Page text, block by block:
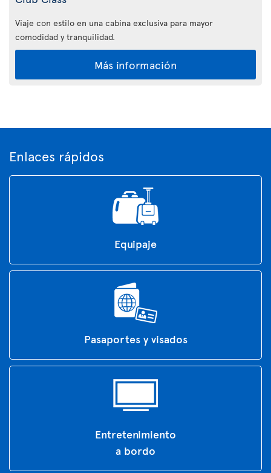
Viaje con estilo en una cabina exclusiva para mayor
comodidad y tranquilidad.
Más información
Enlaces rápidos
Equipaje
Pasaportes y visados
Entretenimiento
a bordo